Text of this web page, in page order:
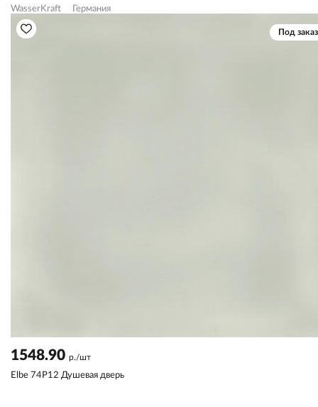
WasserKraft Германия
Под заказ
1548.90 р./шт
Elbe 74P12 Душевая дверь